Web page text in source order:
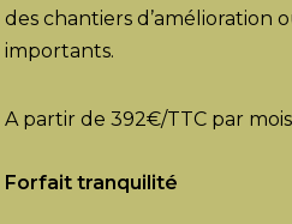
des chantiers d’amélioration
importants.
A partir de 392€/TTC par
Forfait tranquilité